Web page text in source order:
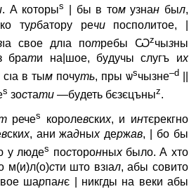
. А которыs | бы в томyзнан был,
турбаторy речипосполитое, |
ıa свое длıa потребы Ѡzчызны
брати на|шое, бyдyчы слугъ их
сıa в тым почуть, пры ѡsчызне–d||
s зостати —бyдеть бєзєцъныz.
речеs королевских, и интєрекгно
вских, ани жадныхдержав, | бо бы
y людеs посторонныхбыло. А хто
м(и)л(о)сти што взıaл, абы совито
шарпанє | никгды на веки абы